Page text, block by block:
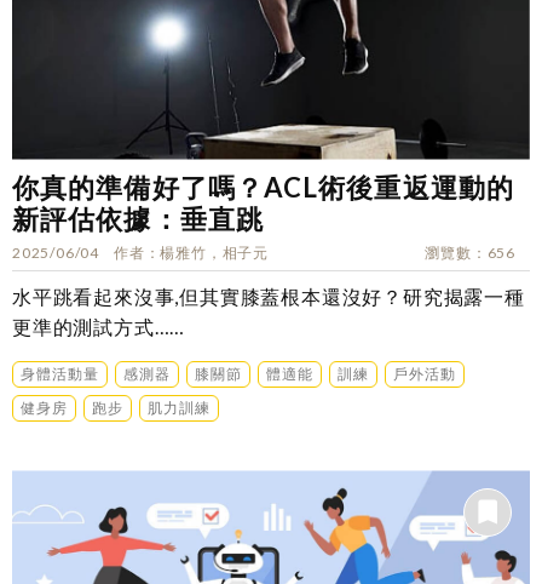
你真的準備好了嗎？ACL術後重返運動的
新評估依據：垂直跳
2025/06/04 作者 楊雅竹，相子元 瀏覽數 656
水平跳看起來沒事,但其實膝蓋根本還沒好？研究揭露一種
更準的測試方式……
身體活動量 感測器 膝關節 體適能 訓練
戶外活動
健身房
跑步 肌力訓練